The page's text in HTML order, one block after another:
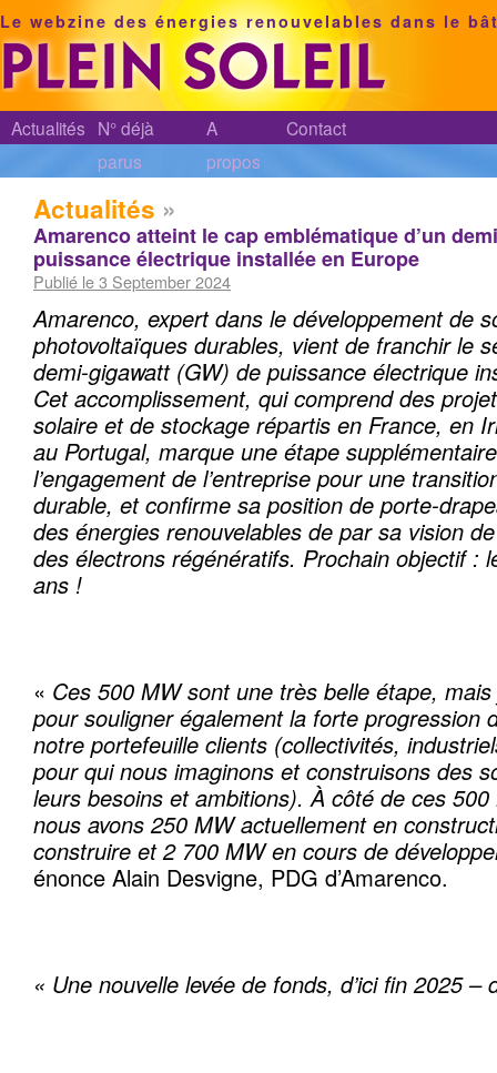
Le webzine des énergies renouvelables dans le
Actualités N° déjà
parus
A
propos
Contact
Actualités »
Amarenco atteint le cap emblématique d’un
puissance électrique installée en Europe
Publié le 3 September 2024
Amarenco, expert dans le développement de
photovoltaïques durables, vient de franchir le
demi-gigawatt (GW) de puissance électrique
Cet accomplissement, qui comprend des
solaire et de stockage répartis en France, en
au Portugal, marque une étape
l’engagement de l’entreprise pour une
durable, et confirme sa position de porte-
des énergies renouvelables de par sa vision
des électrons régénératifs. Prochain objectif :
ans !
« Ces 500 MW sont une très belle étape, mais
pour souligner également la forte progression
notre portefeuille clients (collectivités,
pour qui nous imaginons et construisons des
leurs besoins et ambitions). À côté de ces
nous avons 250 MW actuellement en
construire et 2 700 MW en cours de
énonce Alain Desvigne, PDG d’Amarenco.
« Une nouvelle levée de fonds, d’ici fin 2025 –